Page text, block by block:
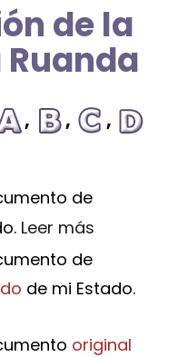
de la
, ,
,
de
Leer más
de
de mi Estado.
original